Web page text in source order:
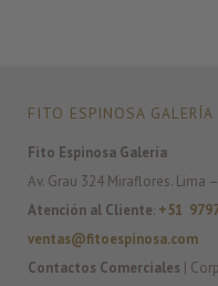
FITO ESPINOSA GALERÍA
Fito Espinosa Galería
Av. Grau 324 Miraflores. Lima
Atención al Cliente: +51
ventas@fitoespinosa.com
Contactos Comerciales |